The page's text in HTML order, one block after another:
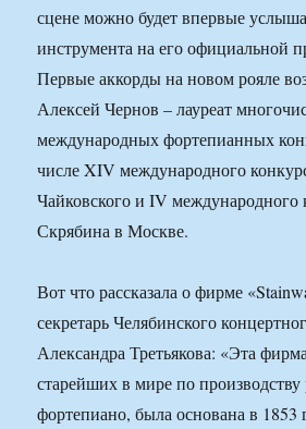
сцене можно будет впервые
инструмента на его официальной
Первые аккорды на новом рояле
Алексей Чернов – лауреат
международных фортепианных
числе XIV международного
Чайковского и IV международного
Скрябина в Москве.
Вот что рассказала о фирме
секретарь Челябинского
Александра Третьякова: «Эта
старейших в мире по производству
фортепиано, была основана в 1853